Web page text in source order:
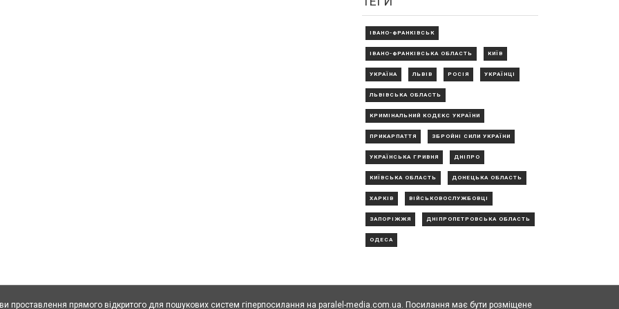
ІВАНО-ФРАНКІВСЬК
ІВАНО-ФРАНКІВСЬКА ОБЛАСТЬ КИЇВ
УКРАЇНА ЛЬВІВ РОСІЯ УКРАЇНЦІ
ЛЬВІВСЬКА ОБЛАСТЬ
КРИМІНАЛЬНИЙ КОДЕКС УКРАЇНИ
ПРИКАРПАТТЯ ЗБРОЙНІ СИЛИ УКРАЇНИ
УКРАЇНСЬКА ГРИВНЯ ДНІПРО
КИЇВСЬКА ОБЛАСТЬ ДОНЕЦЬКА ОБЛАСТЬ
ХАРКІВ ВІЙСЬКОВОСЛУЖБОВЦІ
ЗАПОРІЖЖЯ ДНІПРОПЕТРОВСЬКА ОБЛАСТЬ
ОДЕСА
проставлення прямого відкритого для пошукових систем гіперпосилання на paralel-media.com.ua. Посилання має бути розміщене